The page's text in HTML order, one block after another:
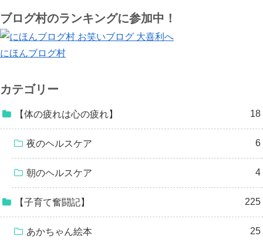
ブログ村のランキングに参加中！
にほんブログ村
カテゴリー
【体の疲れは心の疲れ】 18
夜のヘルスケア 6
朝のヘルスケア 4
【子育て奮闘記】 225
あかちゃん絵本 25